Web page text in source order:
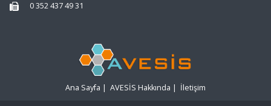
0 352 437 49 31
Ana Sayfa | AVESİS Hakkında | İletişim